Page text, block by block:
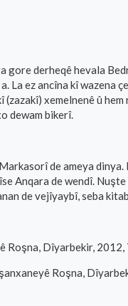
derheqê hevala
La ez ancîna kî wazena
xemelnenê û
dewam bikerî.
de ameya
Anqara de wendî.
de vejîyaybî, seba
Roşna, Dîyarbekir,
Roşna,